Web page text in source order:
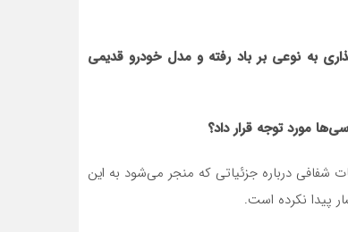
به نوعی بر باد رفته و مدل خودرو قدیمی
مورد توجه قرار داد؟
شفافی درباره جزئیاتی که منجر می‌شود به این
پیدا نکرده است.